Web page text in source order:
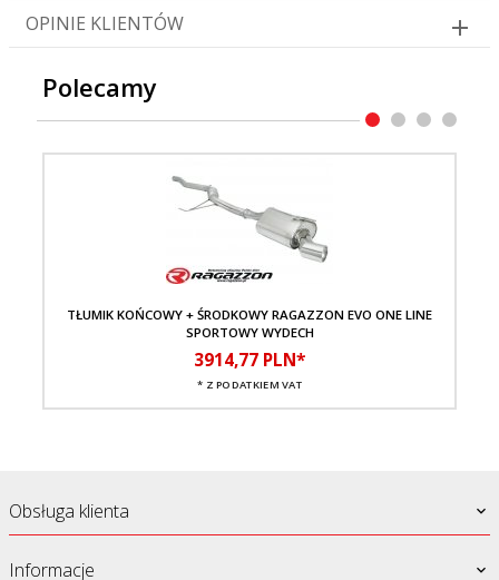
OPINIE KLIENTÓW
Polecamy
TŁUMIK KOŃCOWY + ŚRODKOWY RAGAZZON EVO ONE LINE
SPORTOWY WYDECH
3914,77 PLN*
* Z PODATKIEM VAT
Obsługa klienta
Informacje